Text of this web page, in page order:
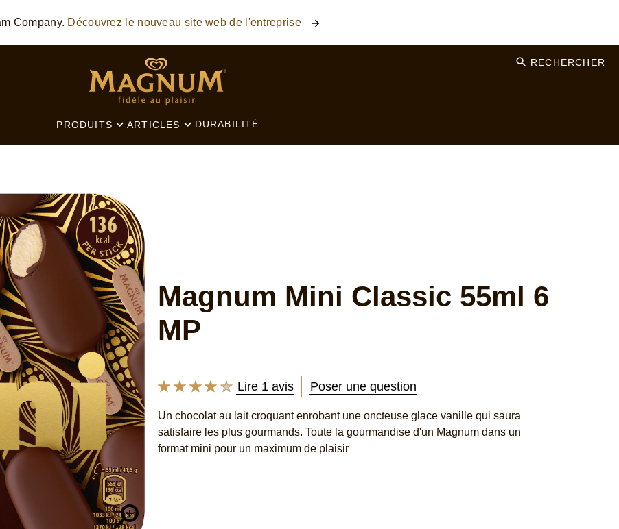
SEARCH
Company. Découvrez le nouveau site web de l'entreprise
PRODUITS ARTICLES DURABILITÉ
RECHERCHER
Magnum Mini Classic 55ml 6
MP
La
moyenne
de
ce
Lire 1 avis Poser une question
Un chocolat au lait croquant enrobant une oncteuse glace vanille qui saura
satisfaire les plus gourmands. Toute la gourmandise d'un Magnum dans un
format mini pour un maximum de plaisir